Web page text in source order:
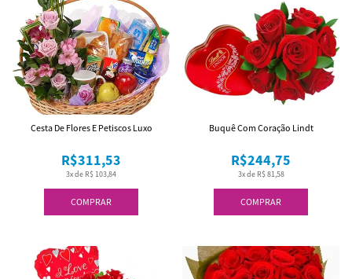
COMPRAR
3x de R$ 103,84
R$311,53
Cesta De Flores E Petiscos Luxo
COMPRAR
3x de R$ 81,58
R$244,75
Buquê Com Coração Lindt